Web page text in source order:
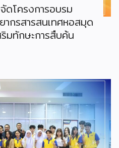
โครงการอบรม
กรสารสนเทศหอสมุด
มทักษะการสืบค้น